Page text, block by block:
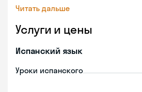
Читать дальше
Услуги и цены
Испанский язык
Уроки испанского